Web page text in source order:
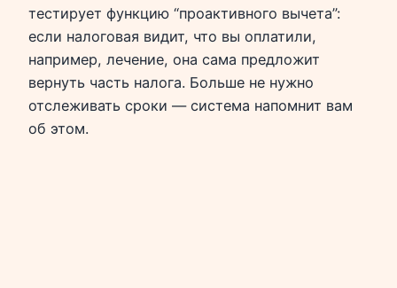
тестирует функцию “проактивного вычета”:
если налоговая видит, что вы оплатили,
например, лечение, она сама предложит
вернуть часть налога. Больше не нужно
отслеживать сроки — система напомнит вам
об этом.